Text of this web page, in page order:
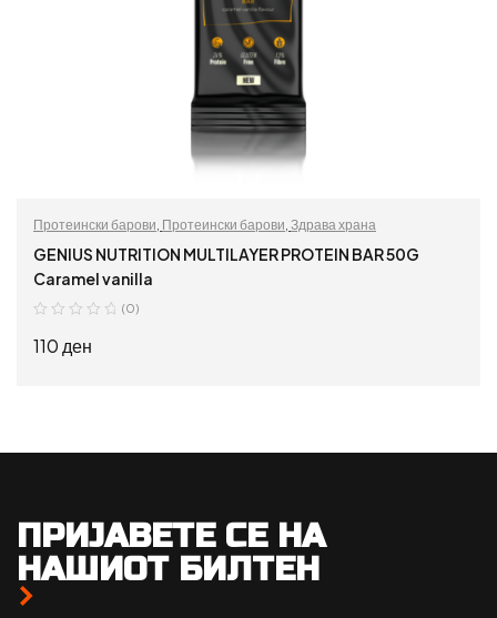
Протеински барови Протеински барови Здрава храна
GENIUS NUTRITION MULTILAYER PROTEIN BAR 50G
Caramel vanilla
(0)
110ден
ПРИЈАВЕТЕ СЕ НА
НАШИОТ БИЛТЕН